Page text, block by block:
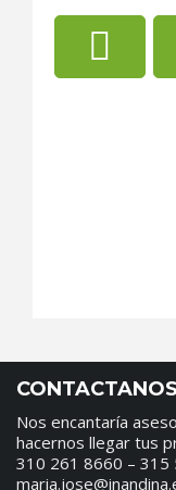
CONTACTANOS
Nos encantaría
hacernos llegar tus
310 261 8660 –